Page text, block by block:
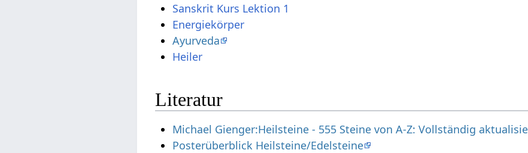
Sanskrit Kurs Lektion 1
Energiekörper
Ayurveda
Heiler
Literatur
Michael Gienger:Heilsteine - 555 Steine von A-Z: Vollständig
Posterüberblick Heilsteine/Edelsteine